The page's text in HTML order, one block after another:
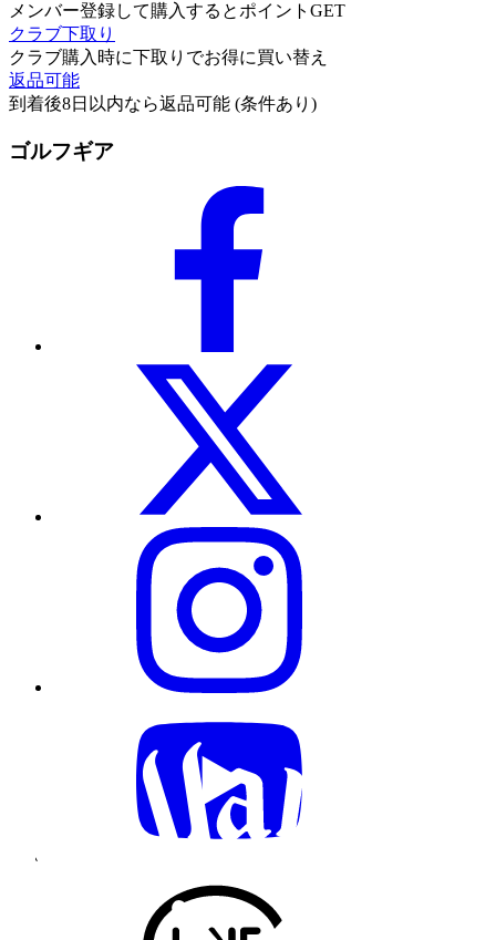
メンバー登録して購入するとポイントGET
クラブ下取り
クラブ購入時に下取りでお得に買い替え
返品可能
到着後8日以内なら返品可能 (条件あり)
ゴルフギア